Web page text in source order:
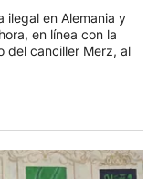
ilegal en Alemania y
en línea con la
del canciller Merz, al